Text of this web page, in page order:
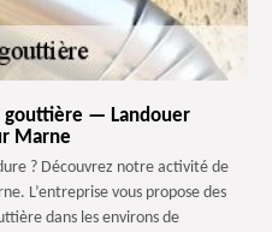
gouttière — Landouer
Marne
? Découvrez notre activité de
L’entreprise vous propose des
dans les environs de